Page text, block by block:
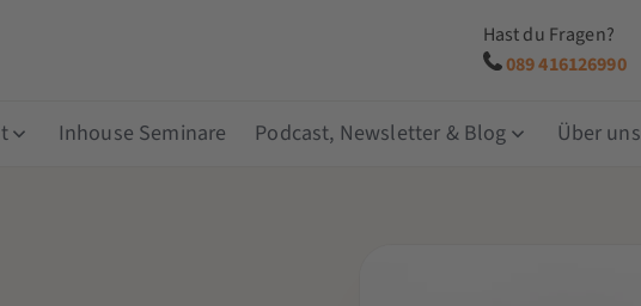
Hast du Fragen?
089 416126990
Inhouse Seminare Podcast, Newsletter & Blog Über uns